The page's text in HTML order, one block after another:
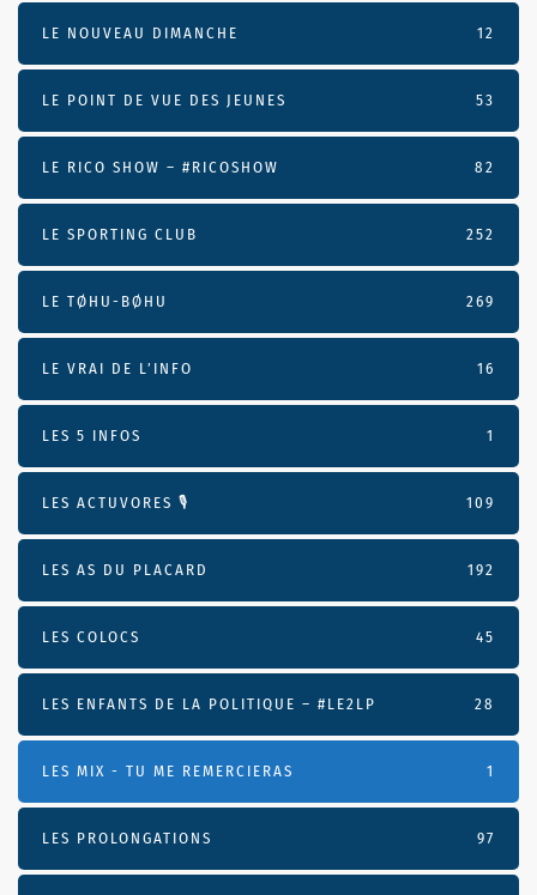
LE NOUVEAU DIMANCHE 12
LE POINT DE VUE DES JEUNES 53
LE RICO SHOW – #RICOSHOW 82
LE SPORTING CLUB 252
LE TØHU-BØHU 269
LE VRAI DE L’INFO 16
LES 5 INFOS 1
LES ACTUVORES 🎙 109
LES AS DU PLACARD 192
LES COLOCS 45
LES ENFANTS DE LA POLITIQUE – #LE2LP 28
LES MIX - TU ME REMERCIERAS 1
LES PROLONGATIONS 97